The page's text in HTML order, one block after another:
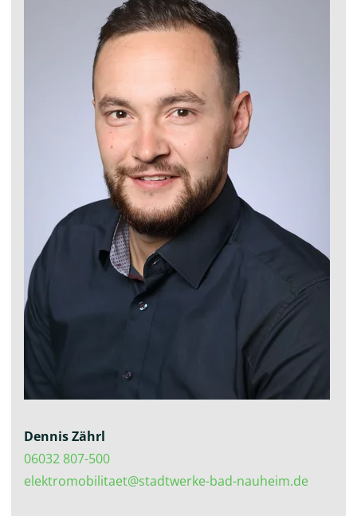
Dennis Zährl
06032 807-500
elektromobilitaet@stadtwerke-bad-nauheim.de